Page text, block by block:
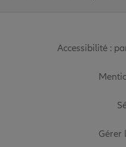
Accessibilité :
Gérer